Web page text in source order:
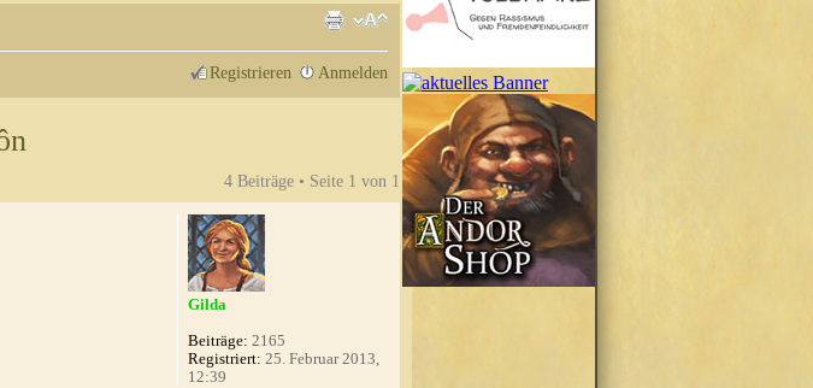
Registrieren Anmelden
4 Beiträge • Seite 1 von 1
Gilda
Beiträge: 2165
Registriert: 25. Februar 2013,
12:39